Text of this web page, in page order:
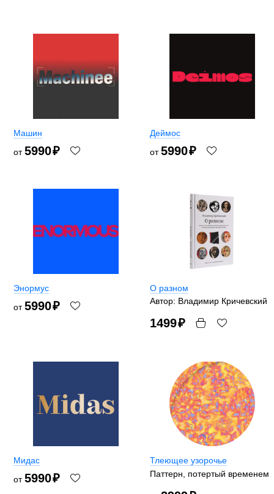
Машин
от5990₽
Деймос
от5990₽
Энормус
от5990₽
О разном
Автор: Владимир Кричевский
1499₽
Мидас
от5990₽
Тлеющее узорочье
Паттерн, потертый временем